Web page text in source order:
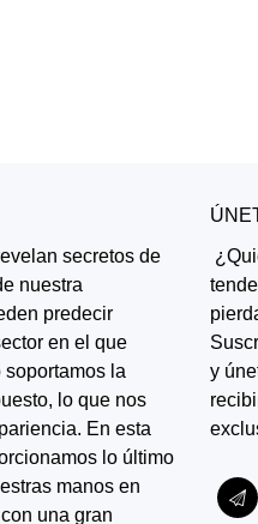
secretos de
nuestra
predecir
en el que
la
lo que nos
En esta
lo último
manos en
una gran
y